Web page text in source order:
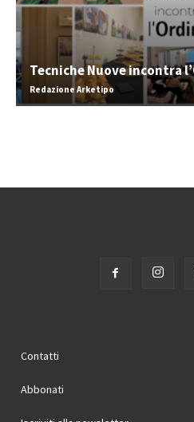
Tecniche Nuove incontra
Redazione Arketipo
Contatti
Abbonati